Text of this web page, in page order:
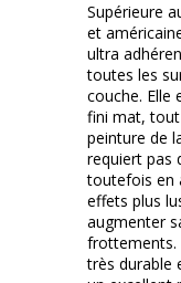
Supérieure
et
ultra
toutes les
couche. Elle
fini mat,
peinture de
requiert pas
toutefois en
effets plus
augmenter
frottements.
très durable